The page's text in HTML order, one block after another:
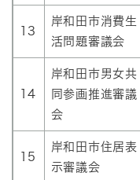
13
岸和田市消費生
活問題審議会
14
岸和田市男女共
同参画推進審議
会
15
岸和田市住居表
示審議会